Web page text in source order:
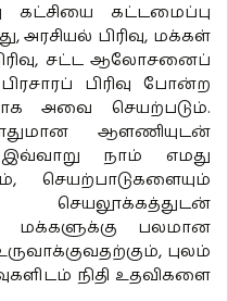
கட்சியை கட்டமைப்பு
அரசியல் பிரிவு, மக்கள்
சட்ட ஆலோசனைப்
பிரசாரப் பிரிவு போன்ற
அவை செயற்படும்.
ஆளணியுடன்
நாம் எமது
செயற்பாடுகளையும்
மக்களுக்கு பலமான
புலம்
நிதி உதவிகளை